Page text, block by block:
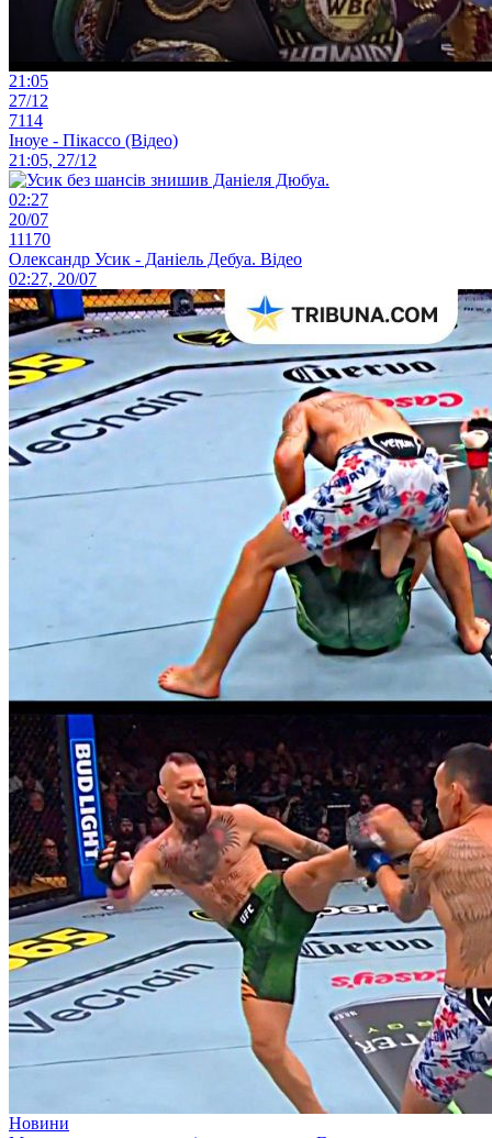
21:05
27/12
7114
Іноуе - Пікассо (Відео)
21:05, 27/12
02:27
20/07
11170
Олександр Усик - Даніель Дебуа. Відео
02:27, 20/07
Новини